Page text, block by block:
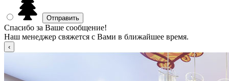
Спасибо за Ваше сообщение!
Наш менеджер свяжется с Вами в ближайшее время.